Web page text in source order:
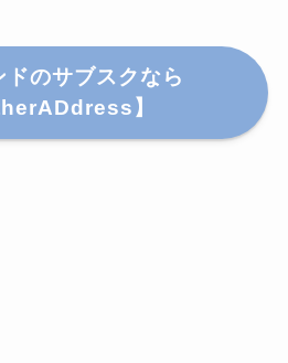
ドのサブスクなら
】